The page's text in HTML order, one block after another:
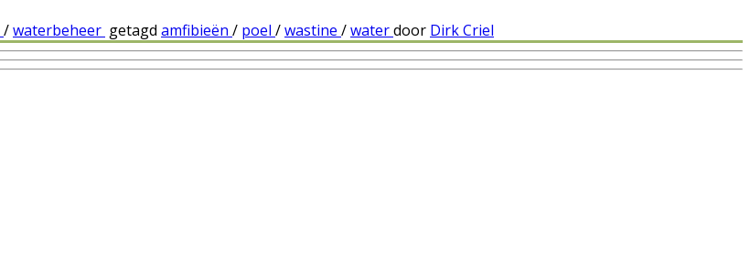
/waterbeheer getagd amfibieën / poel /wastine /waterdoor Dirk Criel